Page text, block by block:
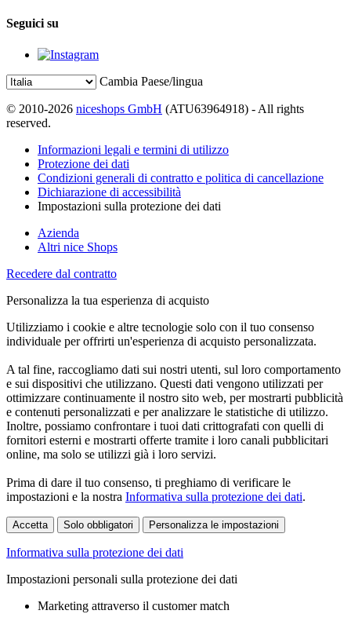
Seguici su
Cambia Paese/lingua
© 2010-2026 niceshops GmbH (ATU63964918) - All rights
reserved.
Informazioni legali e termini di utilizzo
Protezione dei dati
Condizioni generali di contratto e politica di cancellazione
Dichiarazione di accessibilità
Impostazioni sulla protezione dei dati
Azienda
Altri nice Shops
Recedere dal contratto
Personalizza la tua esperienza di acquisto
Utilizziamo i cookie e altre tecnologie solo con il tuo consenso
individuale per offrirti un'esperienza di acquisto personalizzata.
A tal fine, raccogliamo dati sui nostri utenti, sul loro comportamento
e sui dispositivi che utilizzano. Questi dati vengono utilizzati per
ottimizzare continuamente il nostro sito web, per mostrarti pubblicità
e contenuti personalizzati e per analizzare le statistiche di utilizzo.
Inoltre, possiamo confrontare i tuoi dati crittografati con quelli di
fornitori esterni e mostrarti offerte tramite i loro canali pubblicitari
online, ma solo se utilizzi già i loro servizi.
Prima di dare il tuo consenso, ti preghiamo di verificare le
impostazioni e la nostra Informativa sulla protezione dei dati.
Accetta Solo obbligatori Personalizza le impostazioni
Informativa sulla protezione dei dati
Impostazioni personali sulla protezione dei dati
Marketing attraverso il customer match